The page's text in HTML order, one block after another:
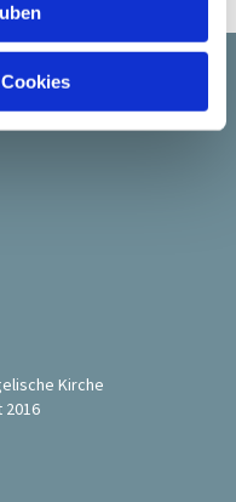
Kirche
2016